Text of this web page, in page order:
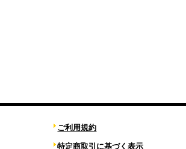
ご利用規約
特定商取引に基づく表示